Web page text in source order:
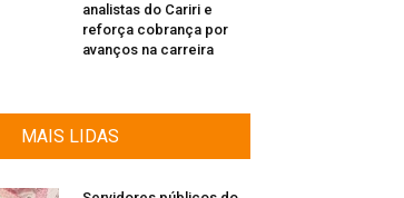
analistas do Cariri e
reforça cobrança por
avanços na carreira
MAIS LIDAS